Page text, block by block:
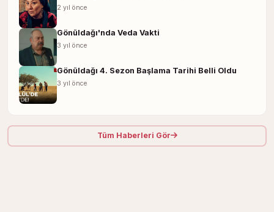
2 yıl önce
Gönüldağı'nda Veda Vakti
3 yıl önce
Gönüldağı 4. Sezon Başlama Tarihi Belli Oldu
3 yıl önce
Tüm Haberleri Gör